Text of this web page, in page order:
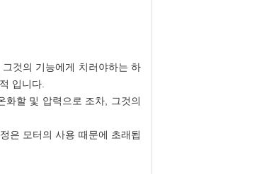
것의 기능에게 치러야하는 하
입니다.
화할 및 압력으로 조차, 그것의
은 모터의 사용 때문에 초래됩